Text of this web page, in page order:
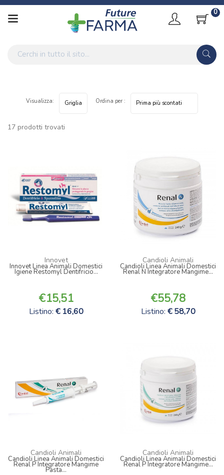
0
17 prodotti trovati
Visualizza: Ordina per :
Innovet
Innovet Linea Animali Domestici
Igiene Restomyl Dentifricio...
15,51
Listino: 16,60
Candioli Animali
Candioli Linea Animali Domestici
Renal N Integratore Mangime...
55,78
Listino: 58,70
Candioli Animali
Candioli Linea Animali Domestici
Renal P Integratore Mangime
Pasta...
Candioli Animali
Candioli Linea Animali Domestici
Renal P Integratore Mangime...